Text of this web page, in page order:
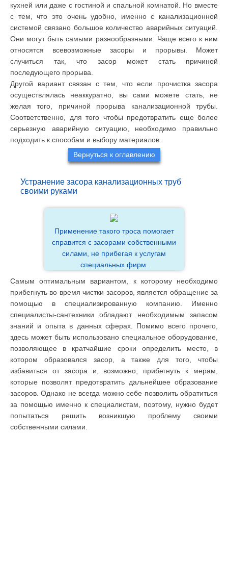
кухней или даже с гостиной и спальной комнатой. Но вместе
с тем, что это очень удобно, именно с канализационной
системой связано большое количество аварийных ситуаций.
Они могут быть самыми разнообразными. Чаще всего к ним
относятся всевозможные засоры и прорывы. Может
случиться так, что засор может стать причиной
последующего прорыва.
Другой вариант связан с тем, что если прочистка засора
осуществлялась неаккуратно, вы сами можете стать, не
желая того, причиной прорыва канализационной трубы.
Соответственно, для того чтобы предотвратить еще более
серьезную аварийную ситуацию, необходимо правильно
подходить к способам и выбору материалов.
Вернуться к оглавлению
Устранение засора канализационных труб
своими руками
Применение такого троса помогает
справится с засорами собственными
силами, не прибегая к услугам
специальных фирм.
Самым оптимальным вариантом, к которому необходимо
прибегнуть во время чистки засоров, является обращение за
помощью в специализированную компанию. Именно
специалисты-сантехники обладают необходимым запасом
знаний и опыта в данных сферах. Помимо всего прочего,
здесь может быть использовано специальное оборудование,
позволяющее в кратчайшие сроки определить место, в
котором образовался засор, а также для того, чтобы
избавиться от засора и, возможно, прибегнуть к мерам,
которые позволят предотвратить дальнейшее образование
засоров. Однако не всегда можно себе позволить обратиться
за помощью именно к специалистам, поэтому, нужно будет
попытаться решить возникшую проблему своими
собственными силами.